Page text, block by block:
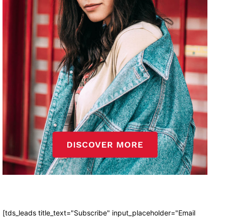
[tds_leads title_text="Subscribe" input_placeholder="Email